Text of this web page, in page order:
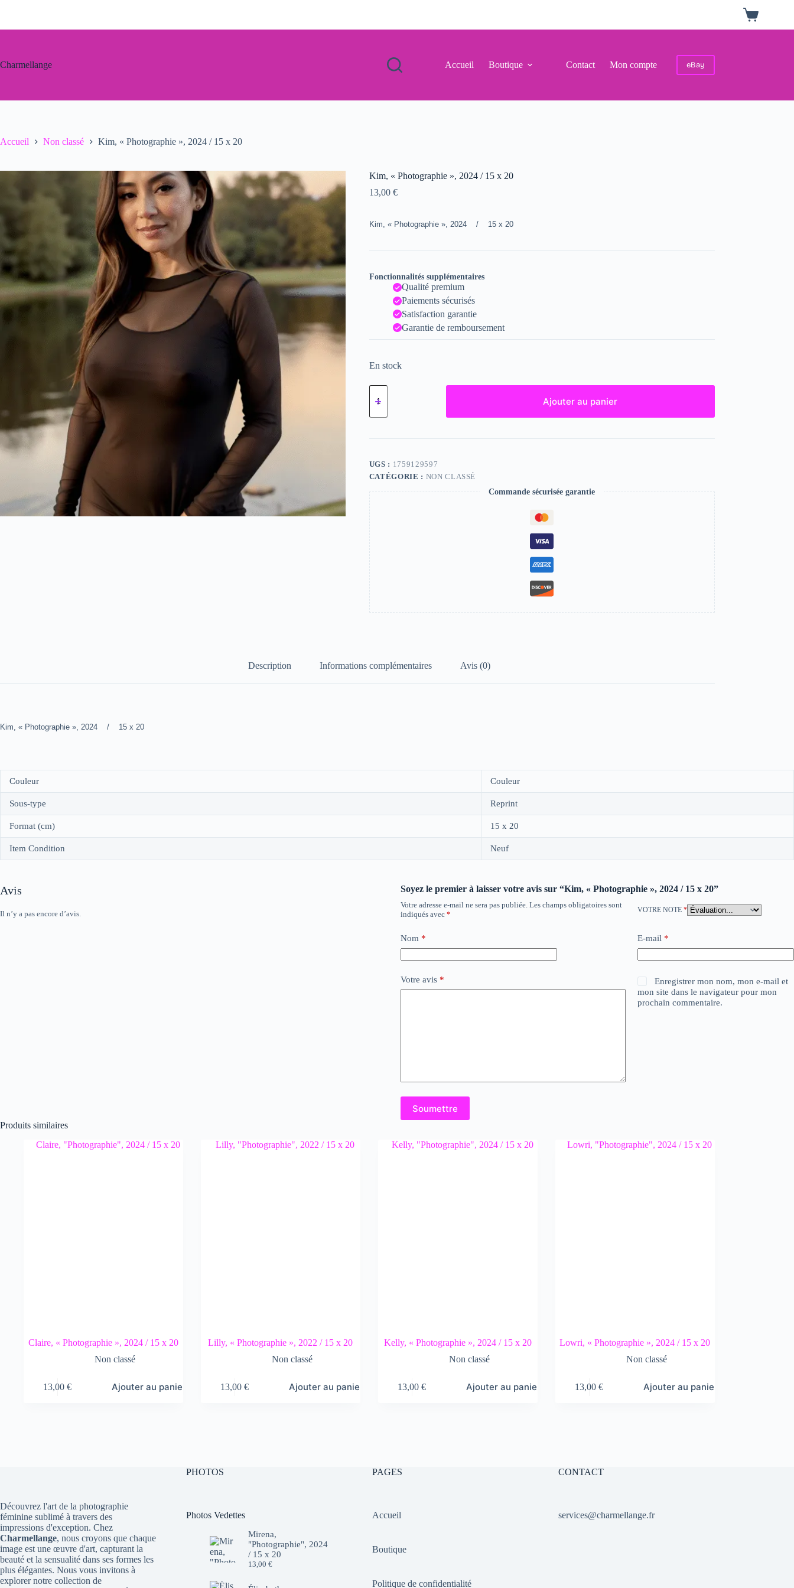
Panier
d’achat
Charmellange Accueil Boutique Contact Mon compte eBay
Accueil Non classé Kim, « Photographie », 2024 / 15 x 20
Kim, « Photographie », 2024 / 15 x 20
13,00 €
Kim, « Photographie », 2024 / 15 x 20
Fonctionnalités supplémentaires
Qualité premium
Paiements sécurisés
Satisfaction garantie
Garantie de remboursement
En stock
quantité
de
"Photographie",
/
x
20
Ajouter au panier
UGS : 1759129597
CATÉGORIE : NON CLASSÉ
Commande sécurisée garantie
Description Informations complémentaires Avis (0)
Kim, « Photographie », 2024 / 15 x 20
Couleur Couleur
Sous-type Reprint
Format (cm) 15 x 20
Item Condition Neuf
Avis
Il n’y a pas encore d’avis.
Soyez le premier à laisser votre avis sur “Kim, « Photographie », 2024 / 15 x 20”
Votre adresse e-mail ne sera pas publiée. Les champs obligatoires sont
indiqués avec *
VOTRE NOTE *
Nom * E-mail *
Votre avis *
Enregistrer mon nom, mon e-mail et
mon site dans le navigateur pour mon
prochain commentaire.
Soumettre
Produits similaires
Claire, « Photographie », 2024 / 15 x 20
Non classé
13,00€ Ajouter au panier
Lilly, « Photographie », 2022 / 15 x 20
Non classé
13,00€ Ajouter au panier
Kelly, « Photographie », 2024 / 15 x 20
Non classé
13,00€ Ajouter au panier
Lowri, « Photographie », 2024 / 15 x 20
Non classé
13,00€ Ajouter au panier
Découvrez l'art de la photographie
féminine sublimé à travers des
impressions d'exception. Chez
Charmellange, nous croyons que chaque
image est une œuvre d'art, capturant la
beauté et la sensualité dans ses formes les
plus élégantes. Nous vous invitons à
explorer notre collection de
PHOTOS
Photos Vedettes
Mirena,
"Photographie", 2024
/ 15 x 20
13,00 €
PAGES
Accueil
Boutique
Politique de confidentialité
CONTACT
services@charmellange.fr